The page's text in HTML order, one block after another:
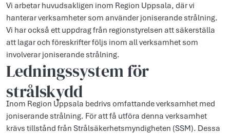
Vi arbetar huvudsakligen inom Region Uppsala, där vi
hanterar verksamheter som använder joniserande strålning.
Vi har också ett uppdrag från regionstyrelsen att säkerställa
att lagar och föreskrifter följs inom all verksamhet som
involverar joniserande strålning.
Ledningssystem för
strålskydd
Inom Region Uppsala bedrivs omfattande verksamhet med
joniserande strålning. För att få utföra denna verksamhet
krävs tillstånd från Strålsäkerhetsmyndigheten (SSM). Dessa